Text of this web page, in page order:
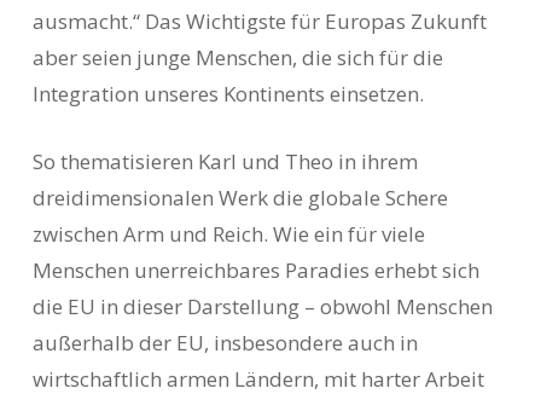
ausmacht.“ Das Wichtigste für Europas Zukunft
aber seien junge Menschen, die sich für die
Integration unseres Kontinents einsetzen.
So thematisieren Karl und Theo in ihrem
dreidimensionalen Werk die globale Schere
zwischen Arm und Reich. Wie ein für viele
Menschen unerreichbares Paradies erhebt sich
die EU in dieser Darstellung – obwohl Menschen
außerhalb der EU, insbesondere auch in
wirtschaftlich armen Ländern, mit harter Arbeit